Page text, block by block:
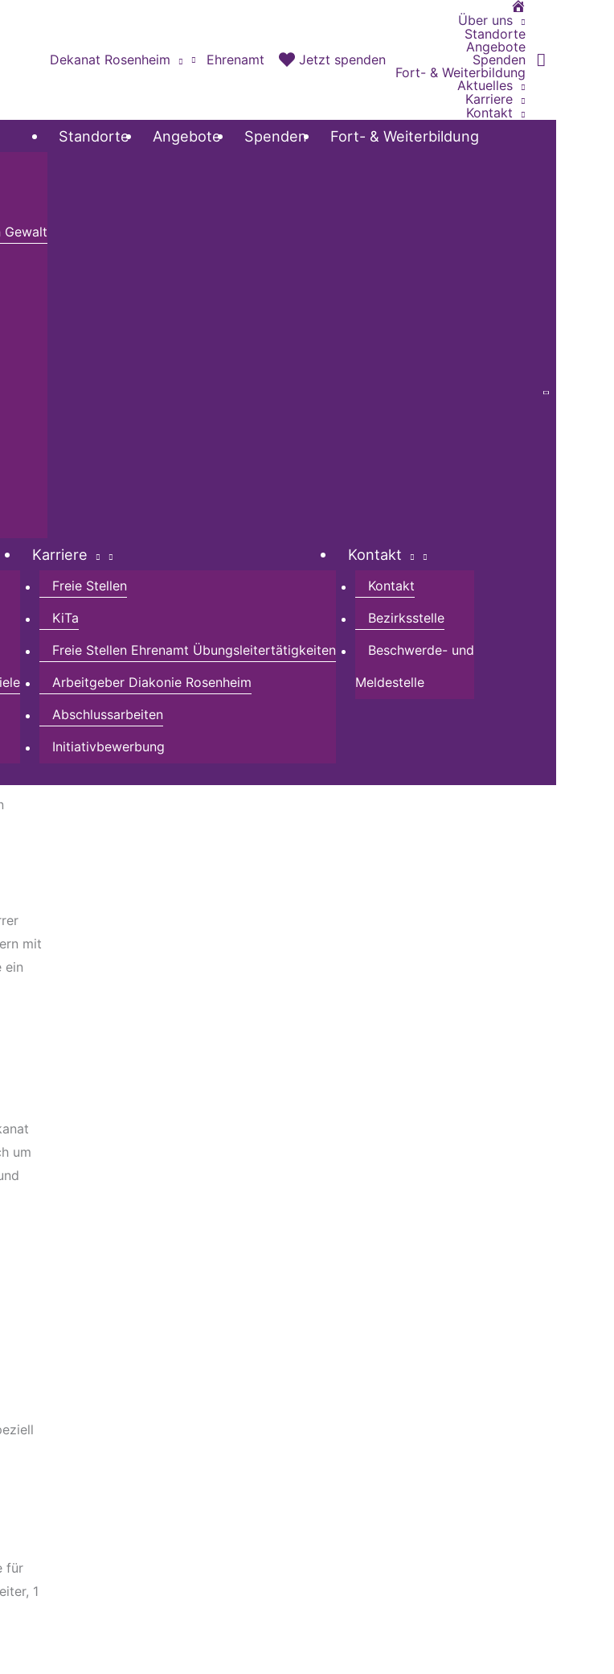
Dekanat Rosenheim Ehrenamt Jetzt spenden
Über uns
Standorte
Angebote
Spenden
Fort- & Weiterbildung
Aktuelles
Karriere
Kontakt
Gewalt
Standorte Angebote Spenden Fort- & Weiterbildung
Karriere
Freie Stellen
KiTa
Freie Stellen Ehrenamt Übungsleitertätigkeiten
Arbeitgeber Diakonie Rosenheim
Abschlussarbeiten
Initiativbewerbung
Kontakt
Kontakt
Bezirksstelle
Beschwerde- und
Meldestelle
mit
ein
um
für
1